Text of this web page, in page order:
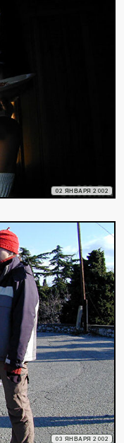
02 ЯНВАРЯ 2002
03 ЯНВАРЯ 2002